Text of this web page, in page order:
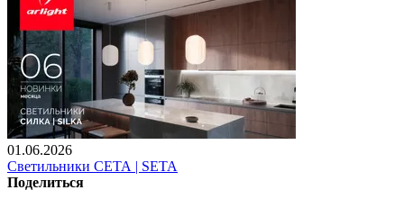
01.06.2026
Светильники СЕТА | SETA
Поделиться